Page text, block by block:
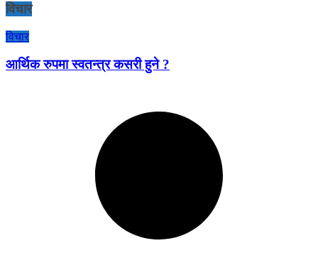
विचार
विचार
आर्थिक रुपमा स्वतन्त्र कसरी हुने ?